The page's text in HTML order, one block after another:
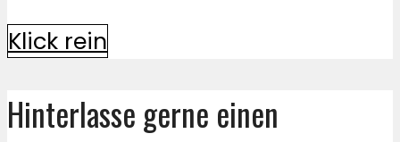
Klick rein
Hinterlasse gerne einen